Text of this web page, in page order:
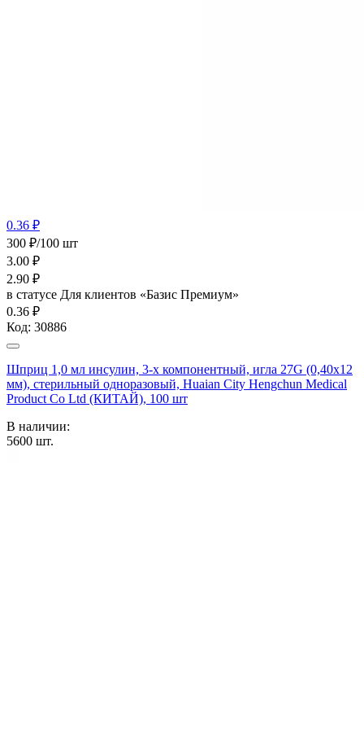
0.36 ₽
300 ₽/100 шт
3.00 ₽
2.90 ₽
в статусе Для клиентов «Базис Премиум»
0.36 ₽
Код: 30886
Шприц 1,0 мл инсулин, 3-х компонентный, игла 27G (0,40х12
мм), стерильный одноразовый, Huaian City Hengchun Medical
Product Co Ltd (КИТАЙ), 100 шт
В наличии:
5600 шт.